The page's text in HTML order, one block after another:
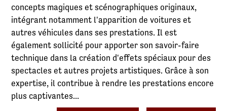
concepts magiques et scénographiques originaux,
intégrant notamment l'apparition de voitures et
autres véhicules dans ses prestations. Il est
également sollicité pour apporter son savoir-faire
technique dans la création d'effets spéciaux pour des
spectacles et autres projets artistiques. Grâce à son
expertise, il contribue à rendre les prestations encore
plus captivantes...